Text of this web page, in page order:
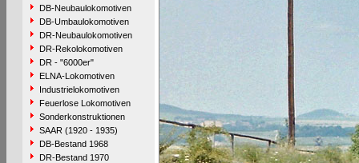
DB-Neubaulokomotiven
DB-Umbaulokomotiven
DR-Neubaulokomotiven
DR-Rekolokomotiven
DR - "6000er"
ELNA-Lokomotiven
Industrielokomotiven
Feuerlose Lokomotiven
Sonderkonstruktionen
SAAR (1920 - 1935)
DB-Bestand 1968
DR-Bestand 1970